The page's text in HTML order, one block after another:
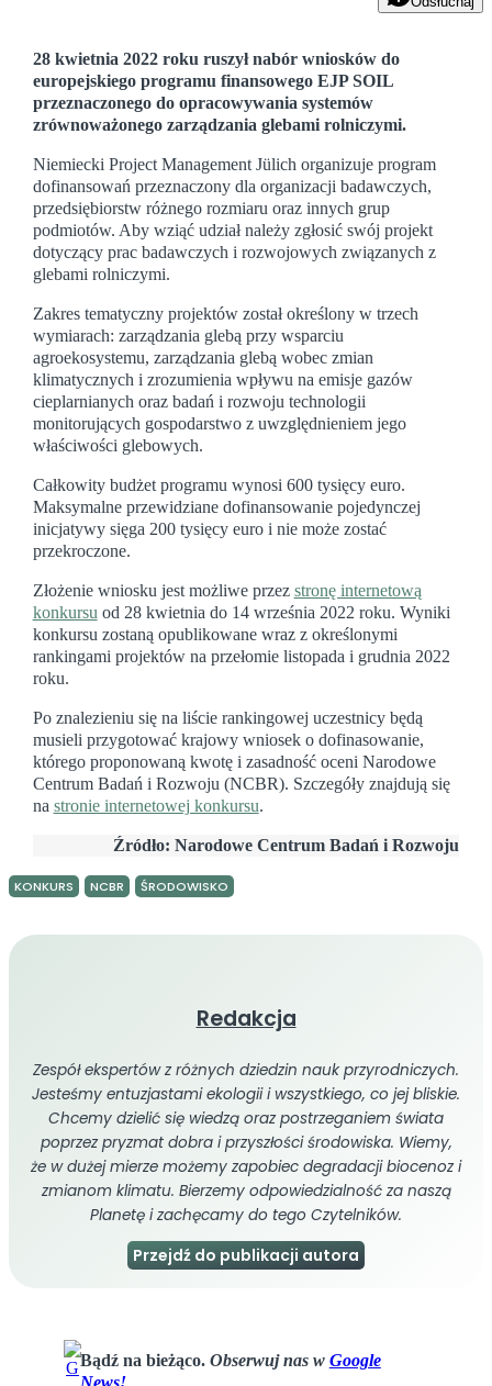
28 kwietnia 2022 roku ruszył nabór wniosków do
europejskiego programu finansowego EJP SOIL
przeznaczonego do opracowywania systemów
zrównoważonego zarządzania glebami rolniczymi.
Niemiecki Project Management Jülich organizuje program
dofinansowań przeznaczony dla organizacji badawczych,
przedsiębiorstw różnego rozmiaru oraz innych grup
podmiotów. Aby wziąć udział należy zgłosić swój projekt
dotyczący prac badawczych i rozwojowych związanych z
glebami rolniczymi.
Zakres tematyczny projektów został określony w trzech
wymiarach: zarządzania glebą przy wsparciu
agroekosystemu, zarządzania glebą wobec zmian
klimatycznych i zrozumienia wpływu na emisje gazów
cieplarnianych oraz badań i rozwoju technologii
monitorujących gospodarstwo z uwzględnieniem jego
właściwości glebowych.
Całkowity budżet programu wynosi 600 tysięcy euro.
Maksymalne przewidziane dofinansowanie pojedynczej
inicjatywy sięga 200 tysięcy euro i nie może zostać
przekroczone.
Złożenie wniosku jest możliwe przez stronę internetową
konkursu od 28 kwietnia do 14 września 2022 roku. Wyniki
konkursu zostaną opublikowane wraz z określonymi
rankingami projektów na przełomie listopada i grudnia 2022
roku.
Po znalezieniu się na liście rankingowej uczestnicy będą
musieli przygotować krajowy wniosek o dofinasowanie,
którego proponowaną kwotę i zasadność oceni Narodowe
Centrum Badań i Rozwoju (NCBR). Szczegóły znajdują się
na stronie internetowej konkursu.
Źródło: Narodowe Centrum Badań i Rozwoju
KONKURS NCBR ŚRODOWISKO
Redakcja
Zespół ekspertów z różnych dziedzin nauk przyrodniczych.
Jesteśmy entuzjastami ekologii i wszystkiego, co jej bliskie.
Chcemy dzielić się wiedzą oraz postrzeganiem świata
poprzez pryzmat dobra i przyszłości środowiska. Wiemy,
że w dużej mierze możemy zapobiec degradacji biocenoz i
zmianom klimatu. Bierzemy odpowiedzialność za naszą
Planetę i zachęcamy do tego Czytelników.
Przejdź do publikacji autora
Bądź na bieżąco. Obserwuj nas w Google